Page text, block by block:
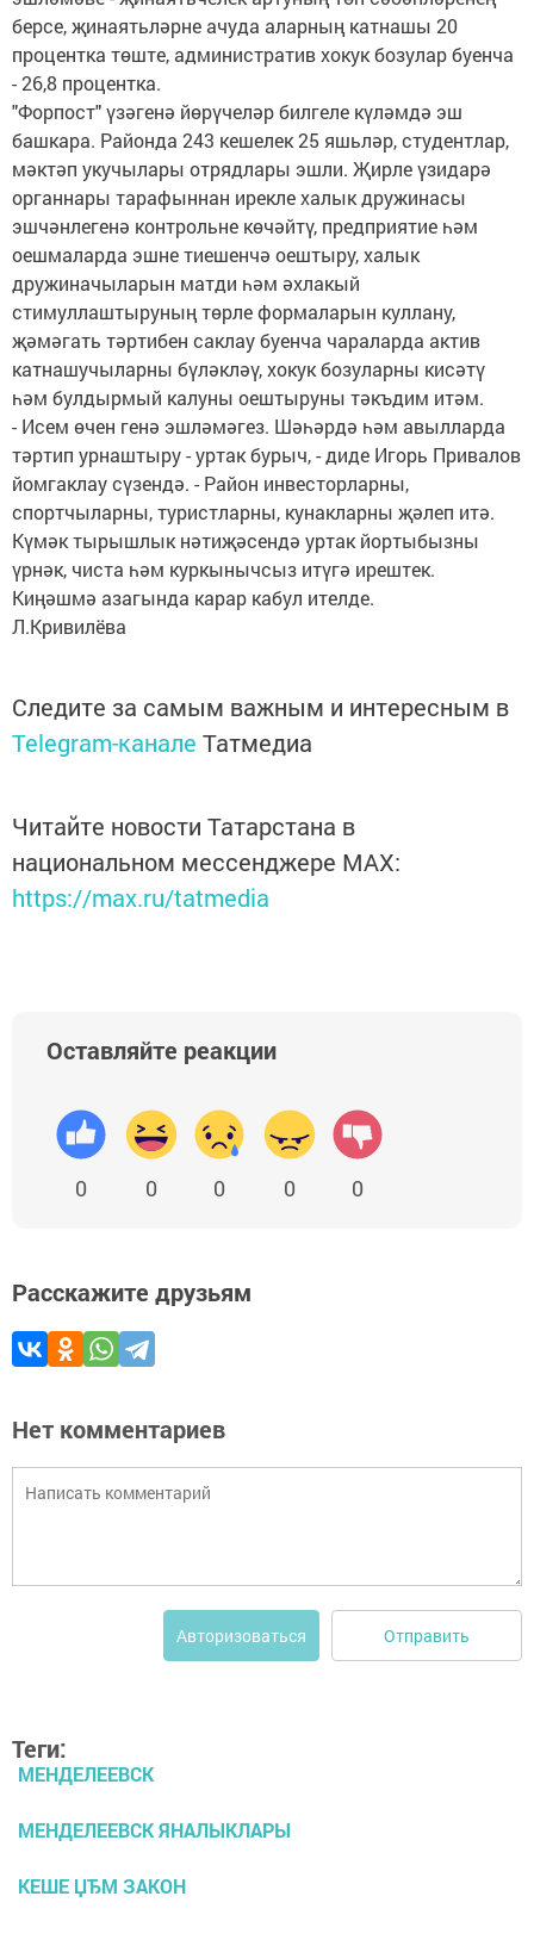
берсе, җинаятьләрне ачуда аларның катнашы 20
процентка төште, административ хокук бозулар буенча
- 26,8 процентка.
"Форпост" үзәгенә йөрүчеләр билгеле күләмдә эш
башкара. Районда 243 кешелек 25 яшьләр, студентлар,
мәктәп укучылары отрядлары эшли. Җирле үзидарә
органнары тарафыннан ирекле халык дружинасы
эшчәнлегенә контрольне көчәйтү, предприятие һәм
оешмаларда эшне тиешенчә оештыру, халык
дружиначыларын матди һәм әхлакый
стимуллаштыруның төрле формаларын куллану,
җәмәгать тәртибен саклау буенча чараларда актив
катнашучыларны бүләкләү, хокук бозуларны кисәтү
һәм булдырмый калуны оештыруны тәкъдим итәм.
- Исем өчен генә эшләмәгез. Шәһәрдә һәм авылларда
тәртип урнаштыру - уртак бурыч, - диде Игорь Привалов
йомгаклау сүзендә. - Район инвесторларны,
спортчыларны, туристларны, кунакларны җәлеп итә.
Күмәк тырышлык нәтиҗәсендә уртак йортыбызны
үрнәк, чиста һәм куркынычсыз итүгә ирештек.
Киңәшмә азагында карар кабул ителде.
Л.Кривилёва
Следите за самым важным и интересным в
Telegram-канале Татмедиа
Читайте новости Татарстана в
национальном мессенджере MАХ:
https://max.ru/tatmedia
Оставляйте реакции
0 0 0 0 0
Расскажите друзьям
Нет комментариев
Авторизоваться Отправить
Теги:
МЕНДЕЛЕЕВСК
МЕНДЕЛЕЕВСК ЯНАЛЫКЛАРЫ
КЕШЕ ЏЂМ ЗАКОН